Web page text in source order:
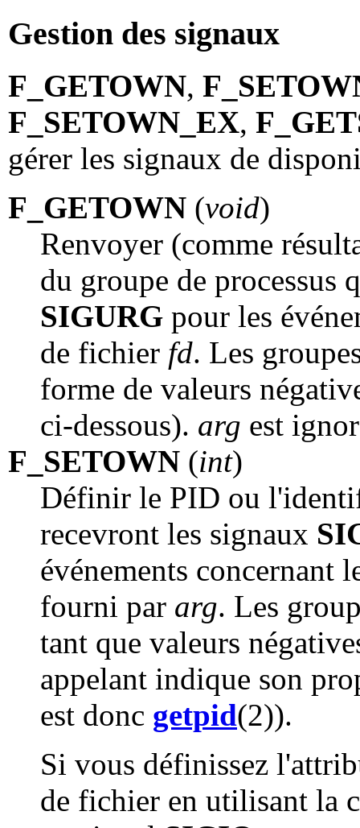
Gestion des signaux
F_GETOWN,
F_SETOWN_EX,
gérer les signaux de
F_GETOWN (void)
Renvoyer (comme
du groupe de
SIGURG pour les
de fichier fd. Les
forme de valeurs
ci-dessous). arg est
F_SETOWN (int)
Définir le PID ou
recevront les signaux
événements concernant
fourni par arg. Les
tant que valeurs
appelant indique son
est donc getpid(2)).
Si vous définissez
de fichier en utilisant la